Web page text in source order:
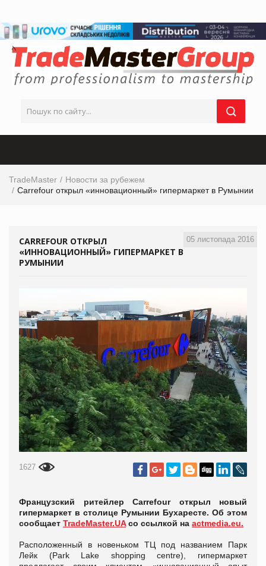
TradeMaster
Новости за рубежем
Carrefour открыл «инновационный» гипермаркет в Румынии
05 листопада 2016
CARREFOUR ОТКРЫЛ
«ИННОВАЦИОННЫЙ» ГИПЕРМАРКЕТ В
РУМЫНИИ
1627
Французский ритейлер Carrefour открыл новый
гипермаркет в столице Румынии Бухаресте. Об этом
сообщает TradeMaster.UAсо ссылкой на actmedia.eu.
Расположенный в новеньком ТЦ под названием Парк
Лейк (Park Lake shopping centre), гипермаркет